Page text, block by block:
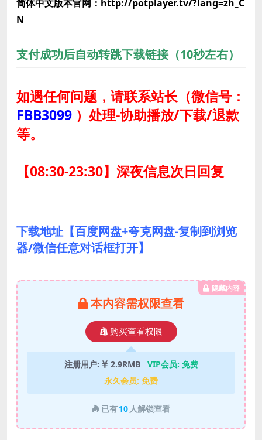
简体中文版本官网：http://potplayer.tv/?lang=zh_C
N
支付成功后自动转跳下载链接（10秒左右）
如遇任何问题，请联系站长（微信号：
FBB3099 ） 处理-协助播放/下载/退款
等。
【08:30-23:30】深夜信息次日回复
下载地址【百度网盘+夸克网盘-复制到浏览
器/微信任意对话框打开】
隐藏内容
本内容需权限查看
购买查看权限
注册用户: 2.9RMB VIP会员: 免费
永久会员: 免费
已有10 人解锁查看